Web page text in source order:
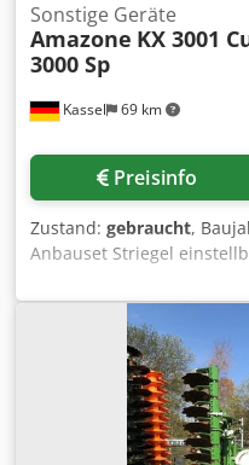
Kassel 69 km
Sonstige Geräte
Amazone KX 3001
3000 Sp
Preisinfo
Zustand: gebraucht,
Anbauset Striegel
Spuranreißer 3000
international Analoger
Fahrgassenschaltung /
Cjdpfxstgpggs Apnorf